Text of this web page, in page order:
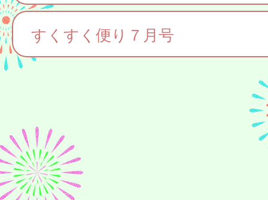
すくすく便り７月号